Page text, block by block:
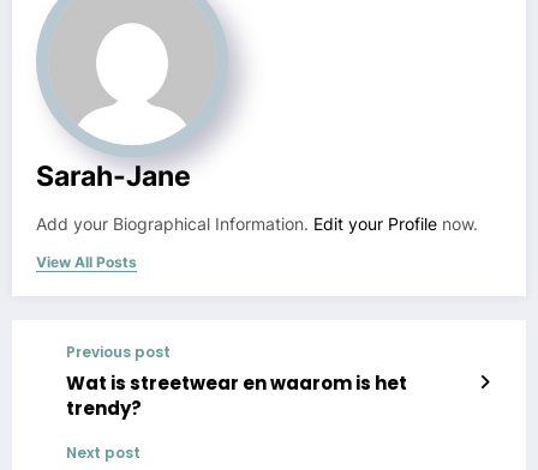
Sarah-Jane
Add your Biographical Information. Edit your Profile now.
View All Posts
Previous post
Wat is streetwear en waarom is het
trendy?
Next post